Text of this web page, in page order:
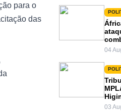
para o
das
04
03